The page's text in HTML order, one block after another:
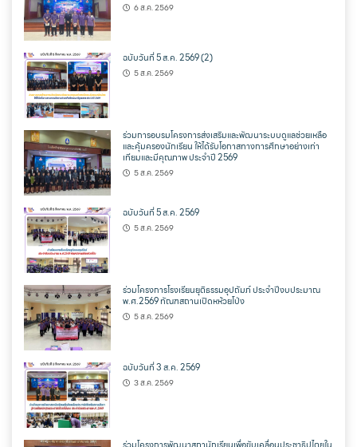
6 ส.ค. 2569
ฉบับวันที่ 5 ส.ค. 2569 (2)
5 ส.ค. 2569
ร่วมการอบรมโครงการส่งเสริมและพัฒนาระบบดูแลช่วยเหลือ
และคุ้มครองนักเรียน ให้ได้รับโอกาสทางการศึกษาอย่างเท่า
เทียมและมีคุณภาพ ประจำปี 2569
5 ส.ค. 2569
ฉบับวันที่ 5 ส.ค. 2569
5 ส.ค. 2569
ร่วมโครงการโรงเรียนยุติธรรมอุปถัมภ์ ประจำปีงบประมาณ
พ.ศ.2569 ทัณฑสถานเปิดหห้วยโป่ง
5 ส.ค. 2569
ฉบับวันที่ 3 ส.ค. 2569
3 ส.ค. 2569